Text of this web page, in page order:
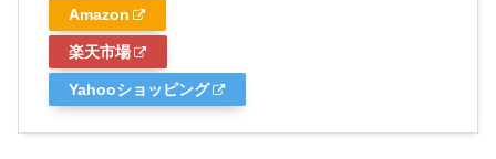
Amazon
楽天市場
Yahooショッピング